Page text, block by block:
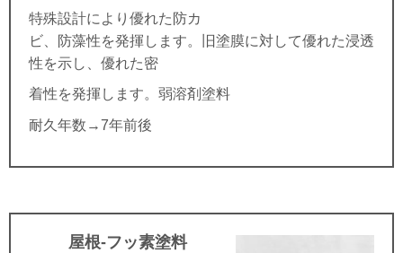
特殊設計により優れた防カ
ビ、防藻性を発揮します。旧塗膜に対して優れた浸透
性を示し、優れた密
着性を発揮します。弱溶剤塗料
耐久年数→7年前後
屋根-フッ素塗料